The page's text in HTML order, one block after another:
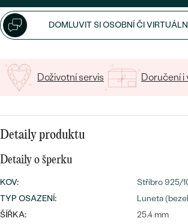
snubní
DRAHOKAM
ZLATO
STŘÍBRO
S DRAHOKAMY
S PERLAMI
DLE STYLU
PERSONALIZOVANÉ
MINIMALISTICKÉ
CENOVĚ DOSTUPNÉ
CENOVĚ DOSTUPNÉ
LUXUSNÍ
DOMLUVIT SI OSOBNÍ ČI
Doživotní servis Doručení i
Detaily produktu
Detaily o šperku
KOV:
Stříbro 925/
TYP OSAZENÍ:
Luneta
ŠÍŘKA:
25.4 mm